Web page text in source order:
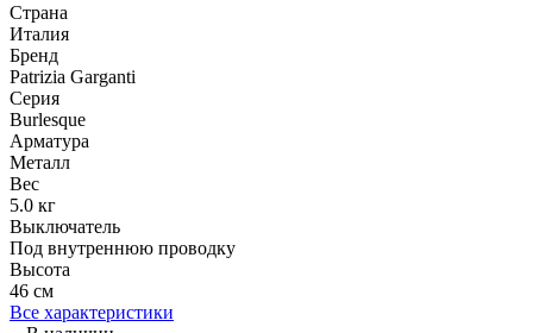
Страна
Италия
Бренд
Patrizia Garganti
Серия
Burlesque
Арматура
Металл
Вес
5.0 кг
Выключатель
Под внутреннюю проводку
Высота
46 см
Все характеристики